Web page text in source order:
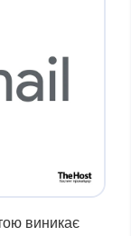
виникає